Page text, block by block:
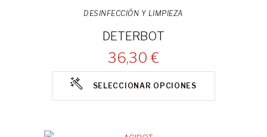
DESINFECCIÓN Y LIMPIEZA
DETERBOT
36,30 €
SELECCIONAR OPCIONES